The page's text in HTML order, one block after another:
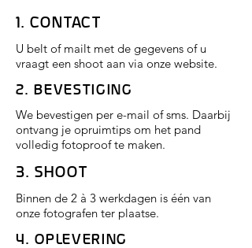
1. CONTACT
U belt of mailt met de gegevens of u
vraagt een shoot aan via onze website.
2. BEVESTIGING
We bevestigen per e-mail of sms. Daarbij
ontvang je opruimtips om het pand
volledig fotoproof te maken.
3. SHOOT
Binnen de 2 à 3 werkdagen is één van
onze fotografen ter plaatse.
4. OPLEVERING